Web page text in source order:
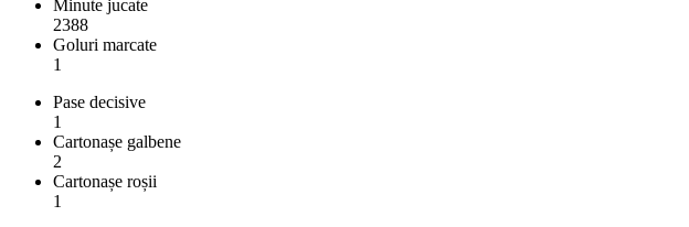
Minute jucate
2388
Goluri marcate
1
Pase decisive
1
Cartonașe galbene
2
Cartonașe roșii
1